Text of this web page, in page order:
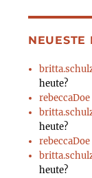
NEUESTE
heute?
rebeccaDoe
heute?
rebeccaDoe
heute?